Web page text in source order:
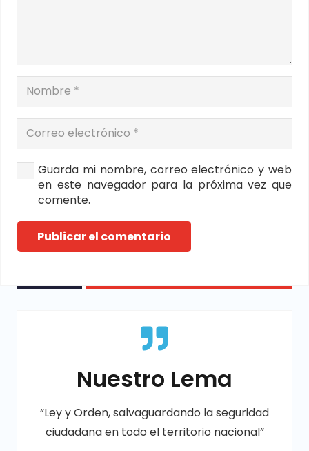
Guarda mi nombre, correo electrónico y web
en este navegador para la próxima vez que
comente.
Publicar el comentario
Nuestro Lema
“Ley y Orden, salvaguardando la seguridad
ciudadana en todo el territorio nacional”